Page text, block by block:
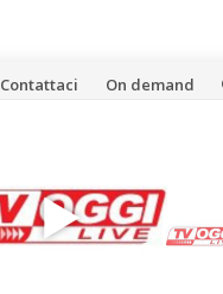
Contattaci On demand